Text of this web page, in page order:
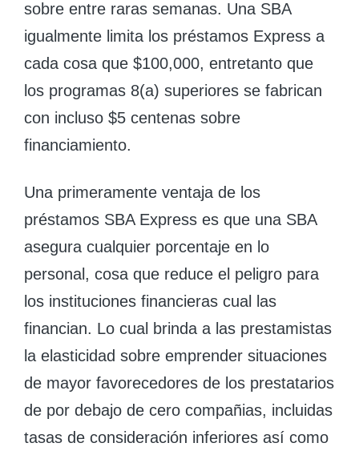
sobre entre raras semanas. Una SBA
igualmente limita los préstamos Express a
cada cosa que $100,000, entretanto que
los programas 8(a) superiores se fabrican
con incluso $5 centenas sobre
financiamiento.
Una primeramente ventaja de los
préstamos SBA Express es que una SBA
asegura cualquier porcentaje en lo
personal, cosa que reduce el peligro para
los instituciones financieras cual las
financian. Lo cual brinda a las prestamistas
la elasticidad sobre emprender situaciones
de mayor favorecedores de los prestatarios
de por debajo de cero compañias, incluidas
tasas de consideración inferiores así­ como